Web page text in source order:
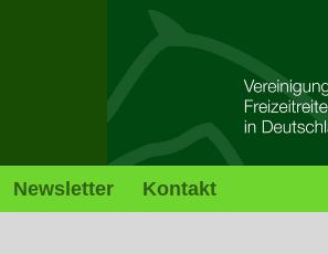
Newsletter Kontakt